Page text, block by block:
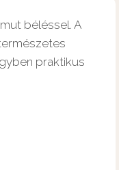
béléssel. A
praktikus